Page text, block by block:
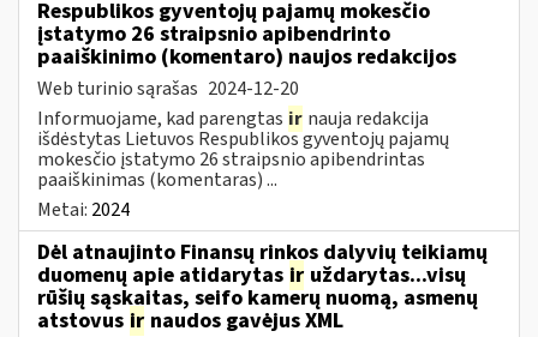
Respublikos gyventojų pajamų mokesčio
įstatymo 26 straipsnio apibendrinto
paaiškinimo (komentaro) naujos redakcijos
Web turinio sąrašas 2024-12-20
Informuojame, kad parengtas ir nauja redakcija
išdėstytas Lietuvos Respublikos gyventojų pajamų
mokesčio įstatymo 26 straipsnio apibendrintas
paaiškinimas (komentaras) ...
Metai: 2024
Dėl atnaujinto Finansų rinkos dalyvių teikiamų
duomenų apie atidarytas ir uždarytas...visų
rūšių sąskaitas, seifo kamerų nuomą, asmenų
atstovus ir naudos gavėjus XML